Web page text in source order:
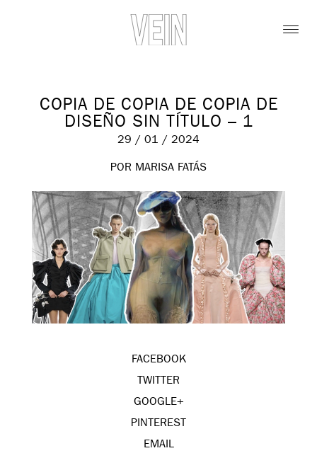
COPIA DE COPIA DE COPIA DE
DISEÑO SIN TÍTULO – 1
29 / 01 / 2024
POR MARISA FATÁS
FACEBOOK
TWITTER
GOOGLE+
PINTEREST
EMAIL